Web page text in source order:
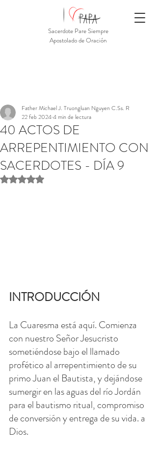
Sacerdote Pare Siempre
Apostolado de Oración
40 ACTOS DE
ARREPENTIMIENTO CON
SACERDOTES - DÍA 9
Father Michael J. Truongluan Nguyen C.Ss. R
22 feb 20244 min de lectura
Obtuvo NaN de 5 estrellas.
INTRODUCCIÓN
La Cuaresma está aquí. Comienza
con nuestro Señor Jesucristo
sometiéndose bajo el llamado
profético al arrepentimiento de su
primo Juan el Bautista, y dejándose
sumergir en las aguas del río Jordán
para el bautismo ritual, compromiso
de conversión y entrega de su vida. a
Dios.